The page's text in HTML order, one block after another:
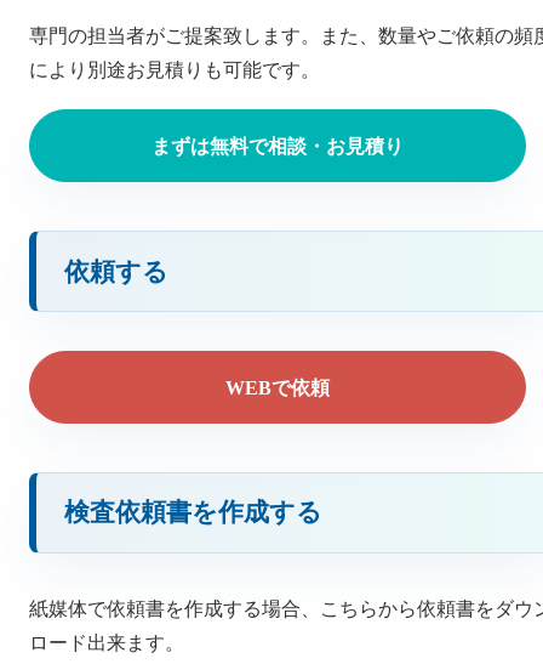
専門の担当者がご提案致します。また、数量やご依頼の頻
により別途お見積りも可能です。
まずは無料で相談・お見積り
依頼する
WEBで依頼
検査依頼書を作成する
紙媒体で依頼書を作成する場合、こちらから依頼書をダウ
ロード出来ます。